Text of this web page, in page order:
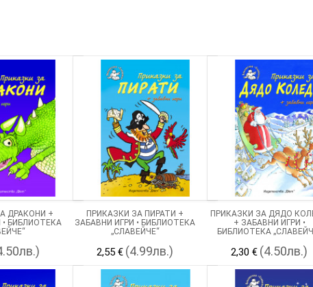
ДРАКОНИ +
• БИБЛИОТЕКА
ПРИКАЗКИ ЗА ПИРАТИ +
ЗАБАВНИ ИГРИ • БИБЛИОТЕКА
„СЛАВЕЙЧЕ“
2,55 € (4.99лв.)
ПРИКАЗКИ ЗА ДЯДО
+ ЗАБАВНИ ИГРИ •
БИБЛИОТЕКА
2,30 € (4.50лв.)